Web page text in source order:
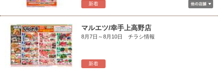
新着
新着
マルエツ/幸手上高野店
8月7日～8月10日 チラシ情報